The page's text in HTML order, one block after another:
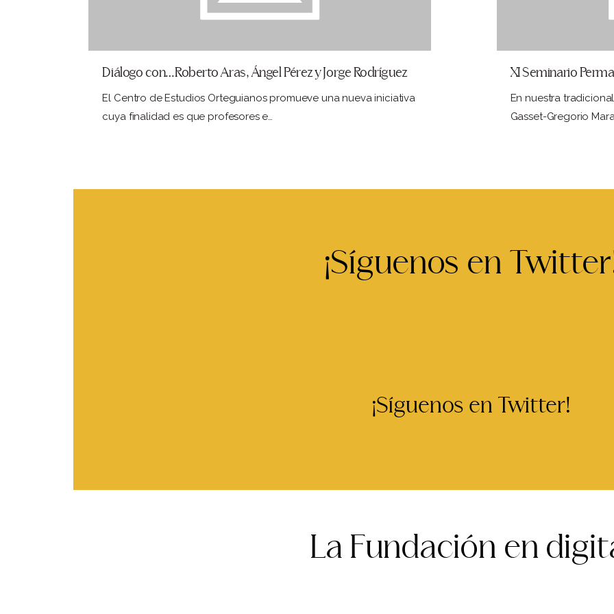
Diálogo con…Roberto Aras, Ángel Pérez y Jorge Rodríguez
El Centro de Estudios Orteguianos promueve una nueva iniciativa
cuya finalidad es que profesores e…
XI Seminario
En nuestra
Gasset-Gregorio
¡Síguenos en
¡Síguenos en Twitter!
La Fundación en